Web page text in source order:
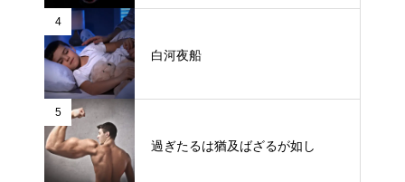
4
白河夜船
5
過ぎたるは猶及ばざるが如し